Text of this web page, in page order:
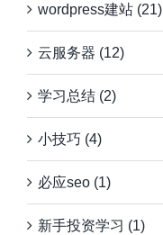
wordpress建站 (21)
云服务器 (12)
学习总结 (2)
小技巧 (4)
必应seo (1)
新手投资学习 (1)